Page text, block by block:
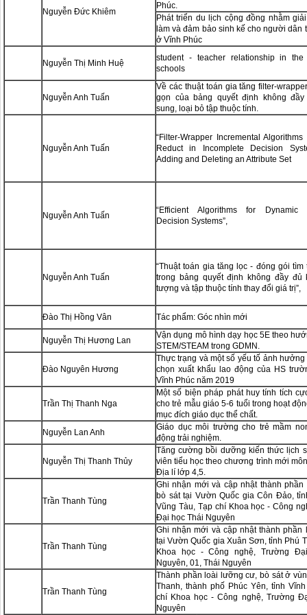
Nguyễn Đức Khiêm
Phúc.
Phát triển du lịch cộng đồng nhằm
làm và đảm bảo sinh kế cho người dân
ở Vĩnh Phúc
Nguyễn Thị Minh Huệ
student - teacher relationship in the
schools
Nguyễn Anh Tuấn
Về các thuật toán gia tăng filter-
gọn của bảng quyết định không
sung, loại bỏ tập thuộc tính.
Nguyễn Anh Tuấn
“Filter-Wrapper Incremental
Reduct in Incomplete Decision
Adding and Deleting an Attribute Set
Nguyễn Anh Tuấn
“Efficient Algorithms for Dynamic
Decision Systems”,
Nguyễn Anh Tuấn
“Thuật toán gia tăng lọc - đóng gói tìm
trong bảng quyết định không đầy đủ
tượng và tập thuộc tính thay đổi giá trị”,
Đào Thị Hồng Vân Tác phẩm: Góc nhìn mới
Nguyễn Thị Hương Lan
Vận dụng mô hình dạy học 5E theo
STEM/STEAM trong GDMN.
Đào Nguyên Hương
Thực trạng và một số yếu tố ảnh
chọn xuất khẩu lao động của HS
Vĩnh Phúc năm 2019
Trần Thị Thanh Nga
Một số biện pháp phát huy tính tích
cho trẻ mẫu giáo 5-6 tuổi trong hoạt
mục đích giáo dục thể chất.
Nguyễn Lan Anh
Giáo dục môi trường cho trẻ mầm
động trải nghiệm.
Nguyễn Thị Thanh Thủy
Tăng cường bồi dưỡng kiến thức lịch
viên tiểu học theo chương trình mới
Địa lí lớp 4,5.
Trần Thanh Tùng
Ghi nhận mới và cập nhật thành
bò sát tại Vườn Quốc gia Côn Đảo,
Vũng Tàu, Tạp chí Khoa học - Công
Đại học Thái Nguyên
Trần Thanh Tùng
Ghi nhận mới và cập nhật thành phần
tại Vườn Quốc gia Xuân Sơn, tỉnh Phú
Khoa học - Công nghệ, Tr­ường
Nguyên, 01, Thái Nguyên
Trần Thanh Tùng
Thành phần loài lưỡng cư, bò sát ở
Thanh, thành phố Phúc Yên, tỉnh
chí Khoa học - Công nghệ, Tr­ường
Nguyên